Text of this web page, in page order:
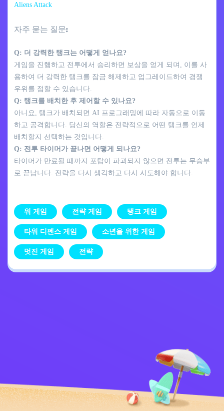
Aliens Attack
자주 묻는 질문:
Q: 더 강력한 탱크는 어떻게 얻나요?
게임을 진행하고 전투에서 승리하면 보상을 얻게 되며, 이를 사
용하여 더 강력한 탱크를 잠금 해제하고 업그레이드하여 경쟁
우위를 점할 수 있습니다.
Q: 탱크를 배치한 후 제어할 수 있나요?
아니요, 탱크가 배치되면 AI 프로그래밍에 따라 자동으로 이동
하고 공격합니다. 당신의 역할은 전략적으로 어떤 탱크를 언제
배치할지 선택하는 것입니다.
Q: 전투 타이머가 끝나면 어떻게 되나요?
타이머가 만료될 때까지 포탑이 파괴되지 않으면 전투는 무승부
로 끝납니다. 전략을 다시 생각하고 다시 시도해야 합니다.
워 게임 전략 게임 탱크 게임
타워 디펜스 게임 소년을 위한 게임
멋진 게임 전략